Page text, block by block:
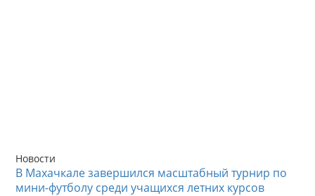
Новости
В Махачкале завершился масштабный турнир по
мини-футболу среди учащихся летних курсов